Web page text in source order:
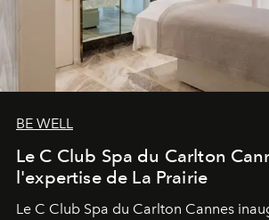
BE WELL
Le C Club Spa du Carlton
l'expertise de La Prairie
Le C Club Spa du Carlton Cannes